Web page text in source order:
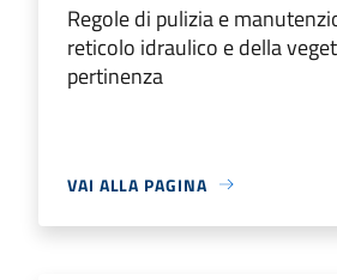
Regole di pulizia e
reticolo idraulico e della
pertinenza
VAI ALLA PAGINA